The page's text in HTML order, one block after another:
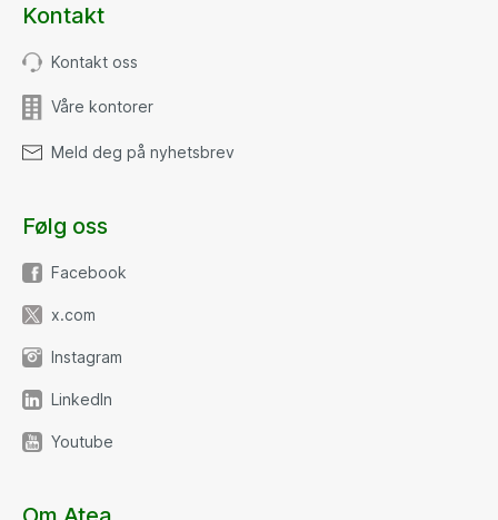
Kontakt
Kontakt oss
Våre kontorer
Meld deg på nyhetsbrev
Følg oss
Facebook
x.com
Instagram
LinkedIn
Youtube